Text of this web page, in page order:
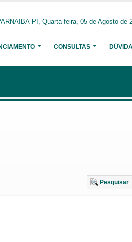
PI, Quarta-feira, 05 de Agosto de
CONSULTAS
Pesquisar